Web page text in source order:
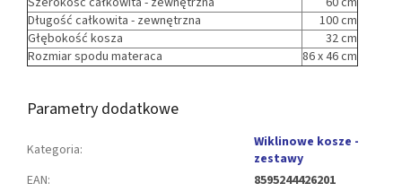
Długość całkowita - zewnętrzna
100 cm
Głębokość kosza
32 cm
Rozmiar spodu materaca
86 x 46 cm
Parametry dodatkowe
Kategoria:
Wiklinowe kosze -
zestawy
EAN:
8595244426201